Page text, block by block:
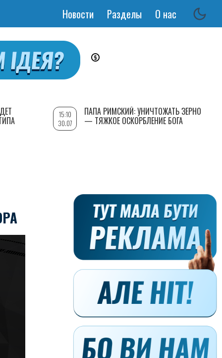
Основная
Новости Разделы О нас
15:10
30.07
ПАПА РИМСКИЙ: УНИЧТОЖАТЬ ЗЕРНО
— ТЯЖКОЕ ОСКОРБЛЕНИЕ БОГА